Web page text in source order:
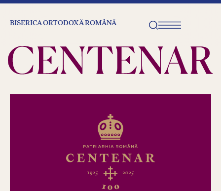
BISERICA ORTODOXĂ ROMÂNĂ